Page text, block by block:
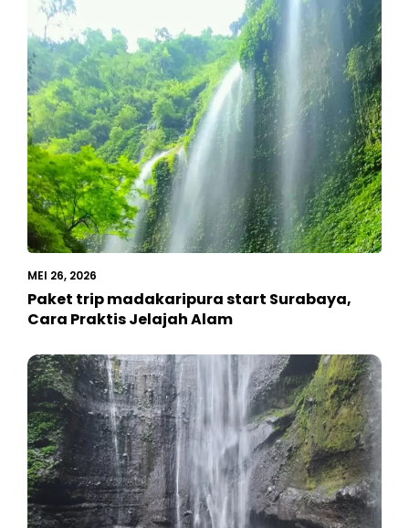
MEI 26, 2026
Paket trip madakaripura start Surabaya,
Cara Praktis Jelajah Alam